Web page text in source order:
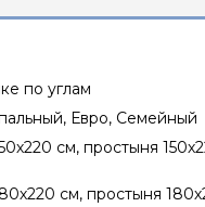
по углам
Евро, Семейный
см, простыня
см, простыня